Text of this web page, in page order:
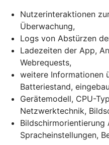
Nutzerinteraktionen
Überwachung,
Logs von Abstürzen
Ladezeiten der App,
Webrequests,
weitere Informationen
Batteriestand,
Gerätemodell, CPU-
Netzwerktechnik,
Bildschirmorientierung
Spracheinstellungen,